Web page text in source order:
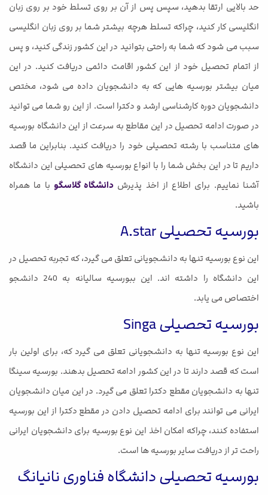
حد بالایی ارتقا بدهید، سپس پس از آن بر روی تسلط خود بر روی زبان
انگلیسی کار کنید، چراکه تسلط هرچه بیشتر شما بر روی زبان انگلیسی
سبب می شود که شما به راحتی بتوانید در این کشور زندگی کنید، و پس
از اتمام تحصیل خود از این کشور اقامت دائمی دریافت کنید. در این
میان بیشتر بورسیه هایی که به دانشجویان داده می شود، مختص
دانشجویان دوره کارشناسی ارشد و دکترا است. از این رو شما می توانید
در صورت ادامه تحصیل در این مقاطع به سرعت از این دانشگاه بورسیه
های متناسب با رشته تحصیلی خود را دریافت کنید. بنابراین ما قصد
داریم تا در این بخش شما را با انواع بورسیه های تحصیلی این دانشگاه
آشنا نماییم. برای اطلاع از اخذ پذیرش دانشگاه گلاسگو با ما همراه
باشید.
بورسیه تحصیلی A.star
این نوع بورسیه تنها به دانشجویانی تعلق می گیرد، که تجربه تحصیل در
این دانشگاه را داشته اند. این ببورسیه سالیانه به 240 دانشجو
اختصاص می یابد.
بورسیه تحصیلی Singa
این نوع بورسیه تنها به دانشجویانی تعلق می گیرد که، برای اولین بار
است که قصد دارند تا در این کشور ادامه تحصیل بدهند. بورسیه سینگا
تنها به دانشجویان مقطع دکترا تعلق می گیرد. در این میان دانشجویان
ایرانی می توانند برای ادامه تحصیل دادن در مقطع دکترا از این بورسیه
استفاده کنند، چراکه امکان اخذ این نوع بورسیه برای دانشجویان ایرانی
راحت تر از دریافت سایر بورسیه ها است.
بورسیه تحصیلی دانشگاه فناوری نانیانگ